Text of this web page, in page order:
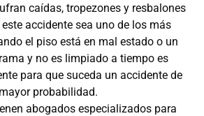
caídas, tropezones y resbalones
accidente sea uno de los más
el piso está en mal estado o un
y no es limpiado a tiempo es
para que suceda un accidente de
probabilidad.
abogados especializados para